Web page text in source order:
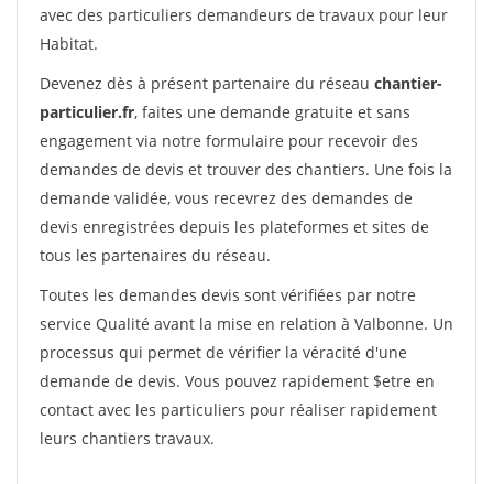
avec des particuliers demandeurs de travaux pour leur
Habitat.
Devenez dès à présent partenaire du réseau chantier-
particulier.fr, faites une demande gratuite et sans
engagement via notre formulaire pour recevoir des
demandes de devis et trouver des chantiers. Une fois la
demande validée, vous recevrez des demandes de
devis enregistrées depuis les plateformes et sites de
tous les partenaires du réseau.
Toutes les demandes devis sont vérifiées par notre
service Qualité avant la mise en relation à Valbonne. Un
processus qui permet de vérifier la véracité d'une
demande de devis. Vous pouvez rapidement $etre en
contact avec les particuliers pour réaliser rapidement
leurs chantiers travaux.